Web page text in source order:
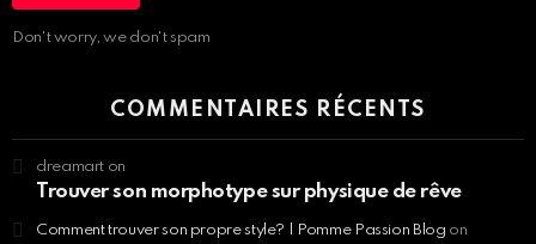
Don't worry, we don't spam
COMMENTAIRES RÉCENTS
dreamart on
Trouver son morphotype sur physique de rêve
Comment trouver son propre style? | Pomme Passion Blog on